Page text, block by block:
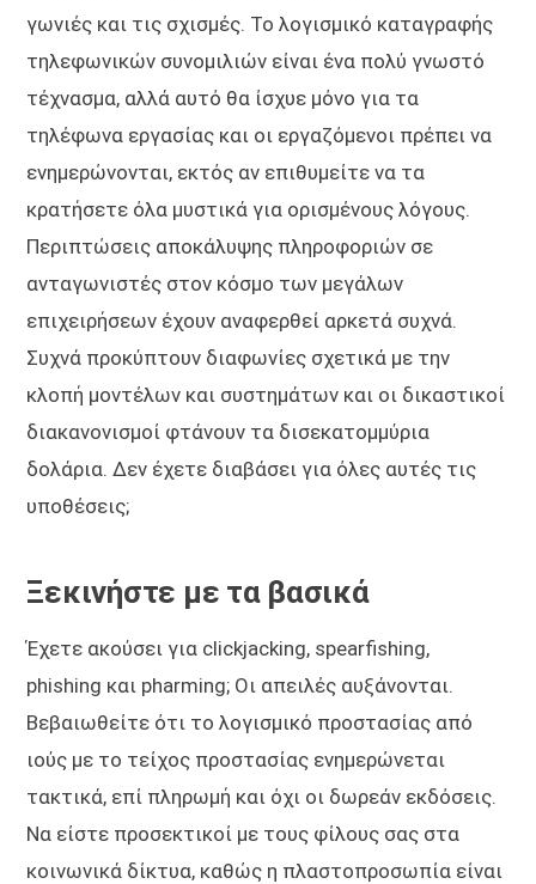
γωνιές και τις σχισμές. Το λογισμικό καταγραφής
τηλεφωνικών συνομιλιών είναι ένα πολύ γνωστό
τέχνασμα, αλλά αυτό θα ίσχυε μόνο για τα
τηλέφωνα εργασίας και οι εργαζόμενοι πρέπει να
ενημερώνονται, εκτός αν επιθυμείτε να τα
κρατήσετε όλα μυστικά για ορισμένους λόγους.
Περιπτώσεις αποκάλυψης πληροφοριών σε
ανταγωνιστές στον κόσμο των μεγάλων
επιχειρήσεων έχουν αναφερθεί αρκετά συχνά.
Συχνά προκύπτουν διαφωνίες σχετικά με την
κλοπή μοντέλων και συστημάτων και οι δικαστικοί
διακανονισμοί φτάνουν τα δισεκατομμύρια
δολάρια. Δεν έχετε διαβάσει για όλες αυτές τις
υποθέσεις;
Ξεκινήστε με τα βασικά
Έχετε ακούσει για clickjacking, spearfishing,
phishing και pharming; Οι απειλές αυξάνονται.
Βεβαιωθείτε ότι το λογισμικό προστασίας από
ιούς με το τείχος προστασίας ενημερώνεται
τακτικά, επί πληρωμή και όχι οι δωρεάν εκδόσεις.
Να είστε προσεκτικοί με τους φίλους σας στα
κοινωνικά δίκτυα, καθώς η πλαστοπροσωπία είναι